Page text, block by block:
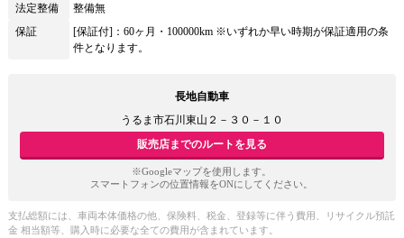
法定整備
整備無
保証
[保証付]：60ヶ月・100000km ※いずれか早い時期が保証適用の条
件となります。
長地自動車
うるま市石川東山２－３０－１０
販売店までのルートを見る
※Googleマップを使用します。
スマートフォンの位置情報をONにしてください。
支払総額には、車両本体価格の他、保険料、税金、登録等に伴う費用、リサイクル預託
金 相当額等、購入時に必要な全ての費用が含まれています。